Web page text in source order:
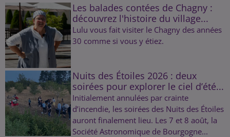
Les balades contées de Chagny :
découvrez l'histoire du village...
Lulu vous fait visiter le Chagny des années
30 comme si vous y étiez.
Nuits des Étoiles 2026 : deux
soirées pour explorer le ciel d’été...
Initialement annulées par crainte
d’incendie, les soirées des Nuits des Étoiles
auront finalement lieu. Les 7 et 8 août, la
Société Astronomique de Bourgogne...